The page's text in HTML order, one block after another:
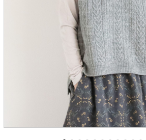
配送遅延情報
ご利用について
実店舗のご案内
FOLLOW US ON
LINE@お友だち登録で
10%OFFクーポンプレゼント中!